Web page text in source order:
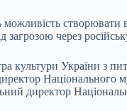
створювати
загрозою через
культури України з
директор